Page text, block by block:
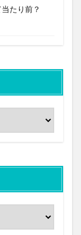
たり前？